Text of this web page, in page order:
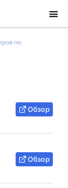
по
Обзор
Обзор